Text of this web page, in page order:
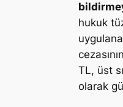
hukuk
TL, üst
olarak